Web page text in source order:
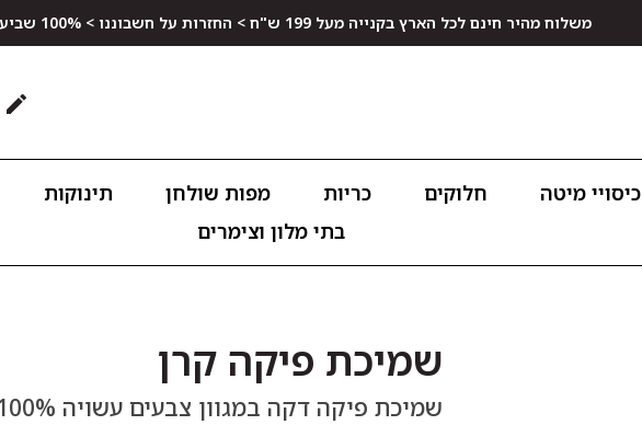
משלוח מהיר חינם לכל הארץ בקנייה מעל 199 ש"ח > החזרות על חשבוננו > 100% שביעות רצון
כיסויי מיטה חלוקים כריות מפות שולחן תינוקות
בתי מלון וצימרים
שמיכת פיקה קרן
שמיכת פיקה דקה במגוון צבעים עשויה 100% כותנה רכה, נעימה ומלטפת המתאימה לקיץ.